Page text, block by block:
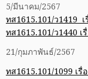
5/มีนาคม/2567
ทส1615.101/ว1419
ทส1615.101/ว1440
21/กุมภาพันธ์/2567
ทส1615.101/1099 เ